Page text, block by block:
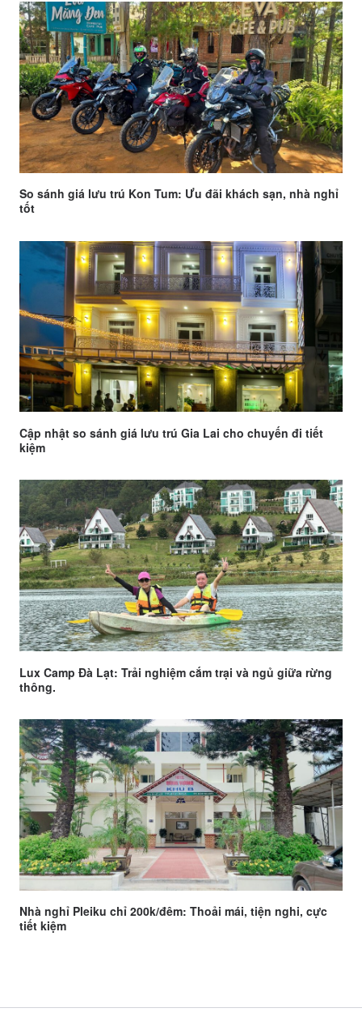
So sánh giá lưu trú Kon Tum: Ưu đãi khách sạn, nhà nghỉ
tốt
Cập nhật so sánh giá lưu trú Gia Lai cho chuyến đi tiết
kiệm
Lux Camp Đà Lạt: Trải nghiệm cắm trại và ngủ giữa rừng
thông.
Nhà nghỉ Pleiku chỉ 200k/đêm: Thoải mái, tiện nghi, cực
tiết kiệm